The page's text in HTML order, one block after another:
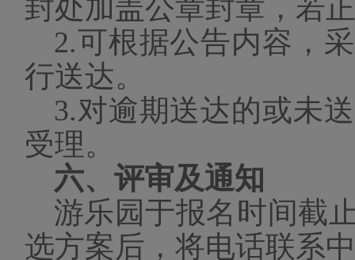
封处加盖公章封章，若
2.可根据公告内容，
行送达。
3.对逾期送达的或未
受理。
六、评审及通知
游乐园于报名时间截
选方案后，将电话联系